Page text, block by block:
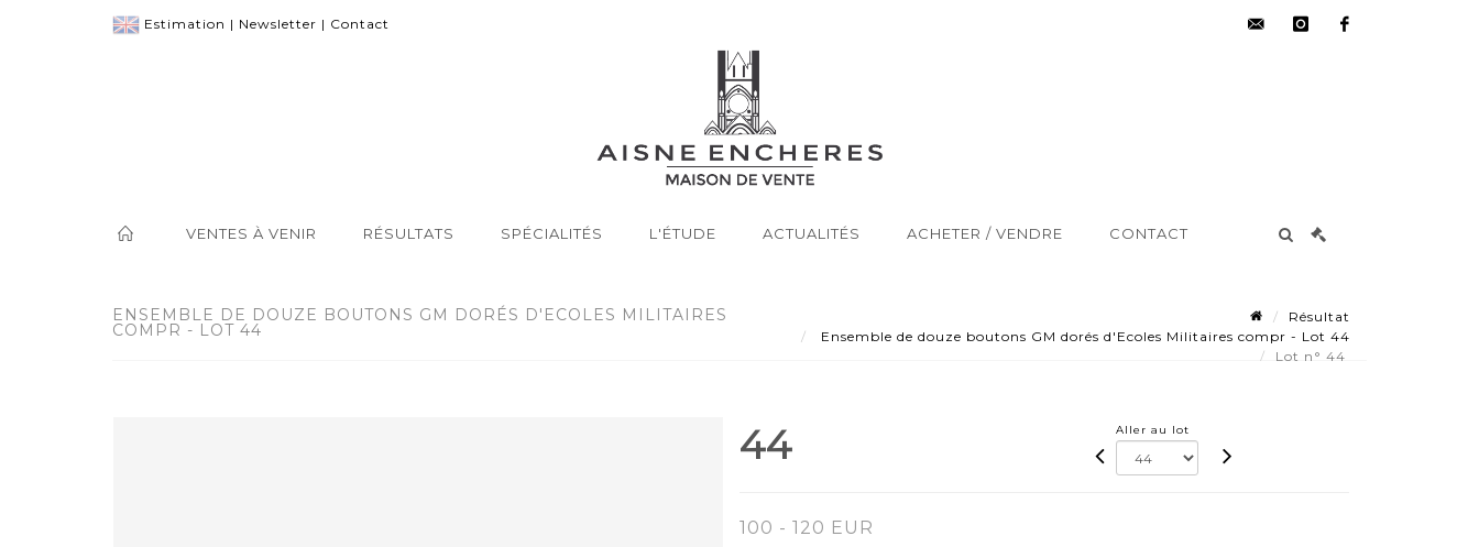
Estimation | Newsletter | Contact
VENTES À VENIR RÉSULTATS SPÉCIALITÉS L'ÉTUDE ACTUALITÉS ACHETER / VENDRE CONTACT
ENSEMBLE DE DOUZE BOUTONS GM DORÉS D'ECOLES MILITAIRES
COMPR - LOT 44
Résultat
Ensemble de douze boutons GM dorés d'Ecoles Militaires compr - Lot 44
Lot n° 44
44 Aller au lot
100 - 120 EUR